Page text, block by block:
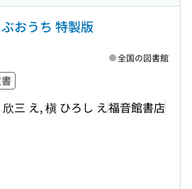
おうち 特製版
三 え, 槇 ひろし え 福音館書店
全国の図書館